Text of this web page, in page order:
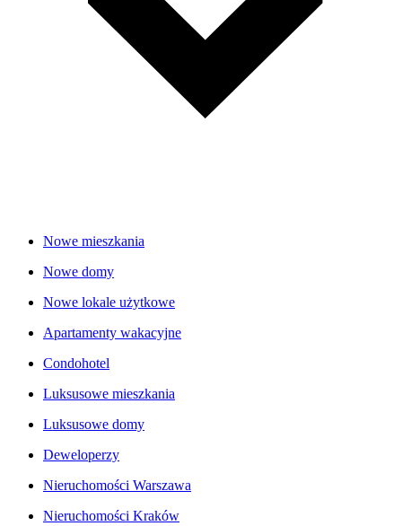
Nowe mieszkania
Nowe domy
Nowe lokale użytkowe
Apartamenty wakacyjne
Condohotel
Luksusowe mieszkania
Luksusowe domy
Deweloperzy
Nieruchomości Warszawa
Nieruchomości Kraków